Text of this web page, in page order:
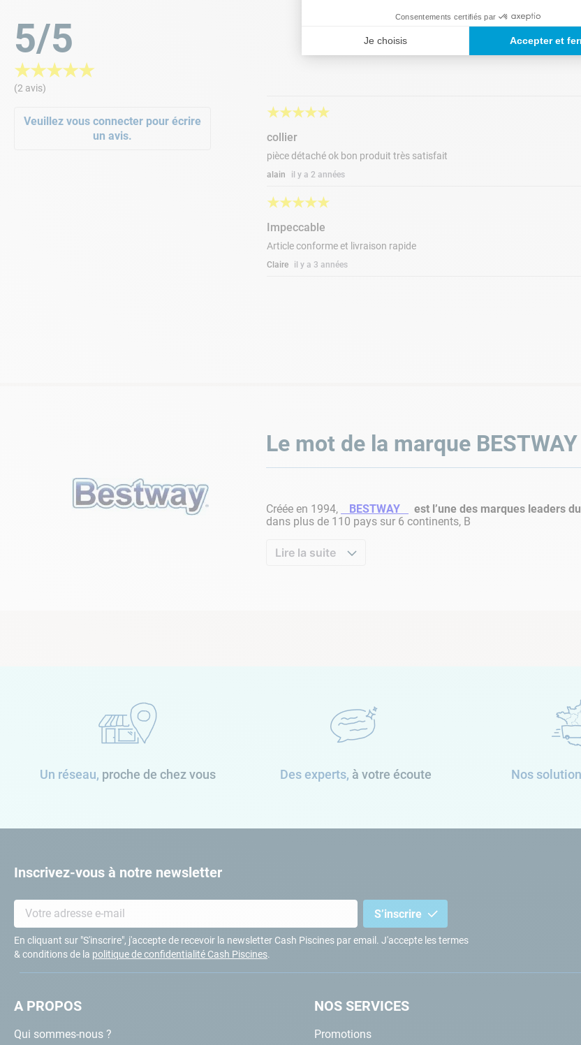
★★★★★
5/5
(2 avis)
Veuillez vous connecter pour écrire
un avis.
★★★★★
collier
il y a 2 années
alain
pièce détaché ok bon produit très satisfait
★★★★★
Impeccable
il y a 3 années
Claire
Article conforme et livraison rapide
Le mot de la marque BESTWAY
Créée en 1994, BESTWAY est l’une des marques leaders
dans plus de 110 pays sur 6 continents, B
Lire la suite
Un réseau, proche de chez vous Des experts, à votre écoute Nos
Inscrivez-vous à notre newsletter
S’inscrire
En cliquant sur "S'inscrire", j'accepte de recevoir la newsletter Cash Piscines par email. J'accepte les termes
& conditions de la politique de confidentialité Cash Piscines.
A PROPOS
Qui sommes-nous ?
NOS SERVICES
Promotions
Consentements certifiés par
Je choisis Accepter et